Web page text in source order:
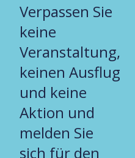
Verpassen Sie
keine
Veranstaltung,
keinen Ausflug
und keine
Aktion und
melden Sie
sich für den